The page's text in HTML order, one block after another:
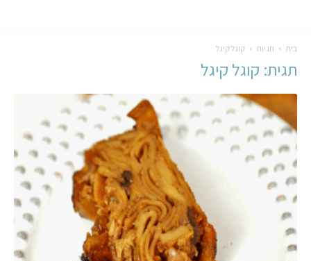
בית תגיות קוגל קיגל
תגית: קוגל קיגל